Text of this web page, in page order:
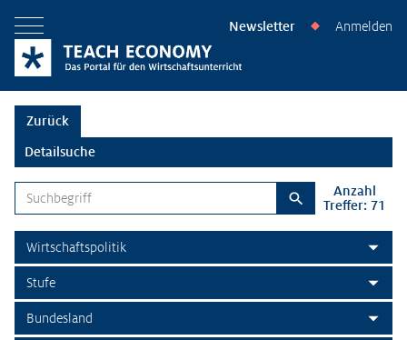
Menü öffnen Newsletter ◆ Anmelden
Zurück
Detailsuche
Suchbegriff
Suchen
Anzahl
Treffer: 71
Themenbereich
Stufe
Bundesland
Format